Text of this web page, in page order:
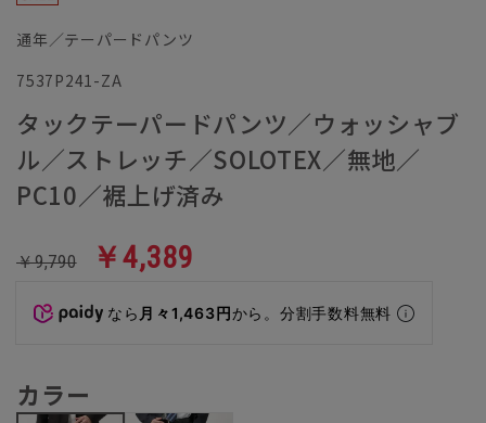
通年／テーパードパンツ
7537P241-ZA
タックテーパードパンツ／ウォッシャブ
ル／ストレッチ／SOLOTEX／無地／
PC10／裾上げ済み
￥9,790 ￥4,389
なら 月々1,463円から。分割手数料無料
カラー